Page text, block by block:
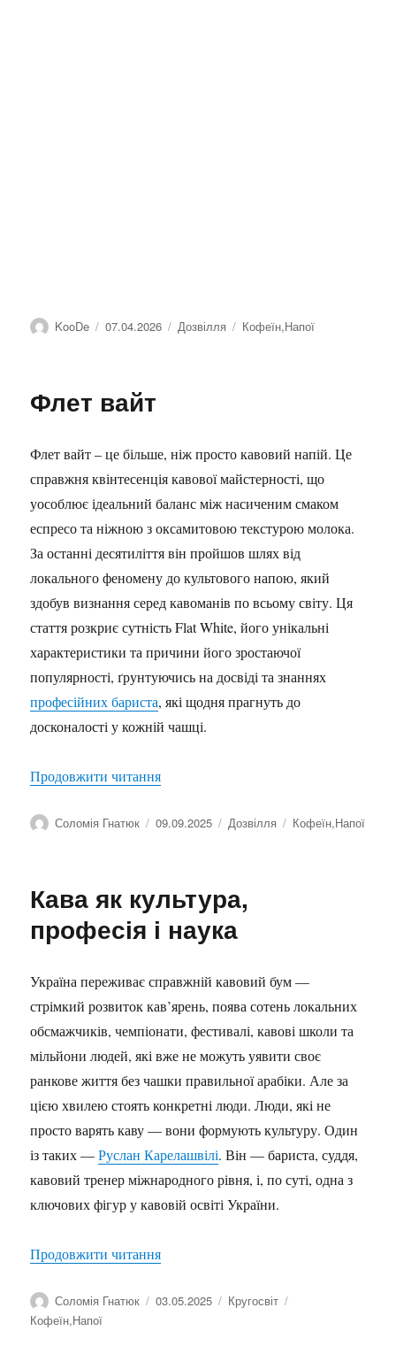
Автор
KooDe Оприлюднено
07.04.2026 Категорії
Дозвілля Позначки
Кофеїн,Напої
Флет вайт
Флет вайт – це більше, ніж просто кавовий напій. Це
справжня квінтесенція кавової майстерності, що
уособлює ідеальний баланс між насиченим смаком
еспресо та ніжною з оксамитовою текстурою молока.
За останні десятиліття він пройшов шлях від
локального феномену до культового напою, який
здобув визнання серед кавоманів по всьому світу. Ця
стаття розкриє сутність Flat White, його унікальні
характеристики та причини його зростаючої
популярності, ґрунтуючись на досвіді та знаннях
професійних бариста, які щодня прагнуть до
досконалості у кожній чашці.
Продовжити читання“Флет вайт”
Автор
Соломія Гнатюк Оприлюднено
09.09.2025 Категорії
Дозвілля Позначки
Кофеїн,Напої
Кава як культура,
професія і наука
Україна переживає справжній кавовий бум —
стрімкий розвиток кав’ярень, поява сотень локальних
обсмажчиків, чемпіонати, фестивалі, кавові школи та
мільйони людей, які вже не можуть уявити своє
ранкове життя без чашки правильної арабіки. Але за
цією хвилею стоять конкретні люди. Люди, які не
просто варять каву — вони формують культуру. Один
із таких —Руслан Карелашвілі. Він — бариста, суддя,
кавовий тренер міжнародного рівня, і, по суті, одна з
ключових фігур у кавовій освіті України.
Продовжити читання“Кава як культура, професія і наука”
Автор
Соломія Гнатюк Оприлюднено
03.05.2025 Категорії
Кругосвіт
Кофеїн,Напої